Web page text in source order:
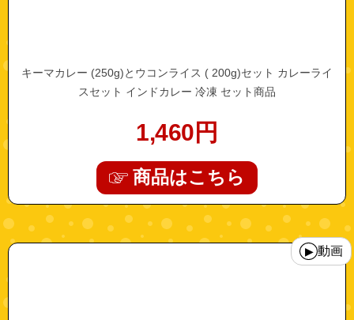
キーマカレー (250g)とウコンライス ( 200g)セット カレーライ
スセット インドカレー 冷凍 セット商品
1,460 円
商品はこちら
"10000125"
▶ 動画